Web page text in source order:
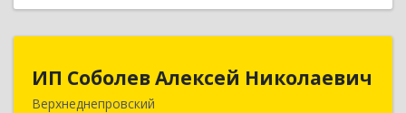
ИП Соболев Алексей Николаевич
Верхнеднепровский
ИП Соболев Алексей Николаевич